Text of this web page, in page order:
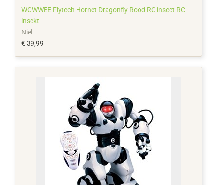
WOWWEE Flytech Hornet Dragonfly Rood RC insect RC
insekt
Niel
€ 39,99